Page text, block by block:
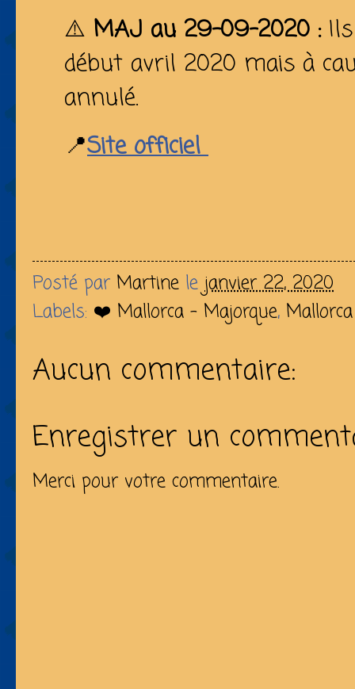
⚠️ MAJ au 29-09-2020 :Ils
début avril 2020 mais à
annulé.
📍Site officiel
Posté par Martine le janvier 22, 2020
Labels: ❤️ Mallorca - Majorque,
Aucun commentaire:
Enregistrer un
Merci pour votre commentaire.